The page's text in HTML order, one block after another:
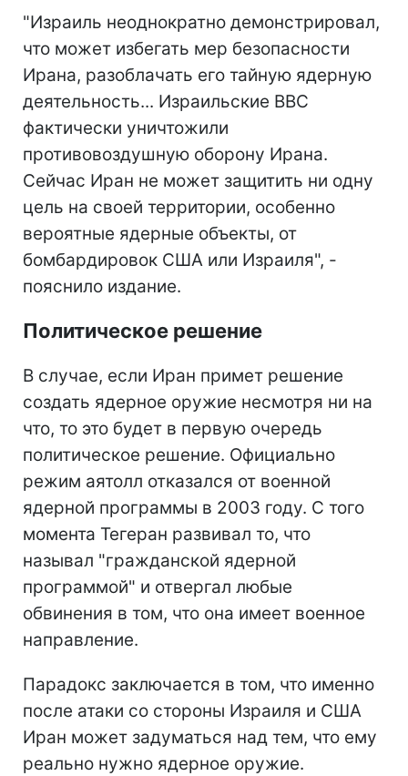
"Израиль неоднократно демонстрировал,
что может избегать мер безопасности
Ирана, разоблачать его тайную ядерную
деятельность... Израильские ВВС
фактически уничтожили
противовоздушную оборону Ирана.
Сейчас Иран не может защитить ни одну
цель на своей территории, особенно
вероятные ядерные объекты, от
бомбардировок США или Израиля", -
пояснило издание.
Политическое решение
В случае, если Иран примет решение
создать ядерное оружие несмотря ни на
что, то это будет в первую очередь
политическое решение. Официально
режим аятолл отказался от военной
ядерной программы в 2003 году. С того
момента Тегеран развивал то, что
называл "гражданской ядерной
программой" и отвергал любые
обвинения в том, что она имеет военное
направление.
Парадокс заключается в том, что именно
после атаки со стороны Израиля и США
Иран может задуматься над тем, что ему
реально нужно ядерное оружие.